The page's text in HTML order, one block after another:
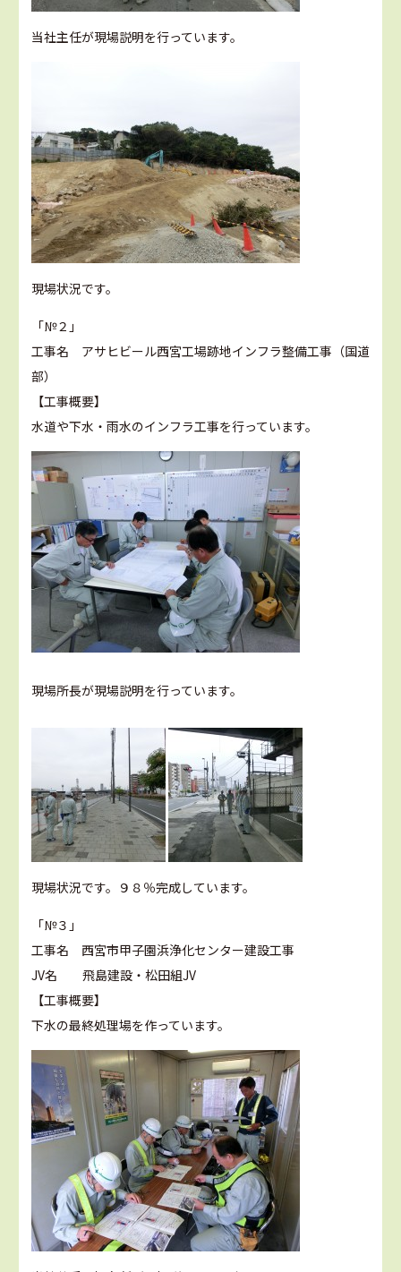
当社主任が現場説明を行っています。
現場状況です。
「№２」
工事名 アサヒビール西宮工場跡地インフラ整備工事（国道
部）
【工事概要】
水道や下水・雨水のインフラ工事を行っています。
現場所長が現場説明を行っています。
現場状況です。９８％完成しています。
「№３」
工事名 西宮市甲子園浜浄化センター建設工事
JV名 飛島建設・松田組JV
【工事概要】
下水の最終処理場を作っています。